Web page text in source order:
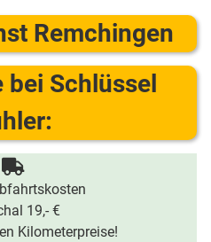
Remchingen
bei Schlüssel
19,- €
Kilometerpreise!